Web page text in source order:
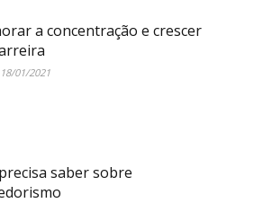
a concentração e crescer
18/01/2021
saber sobre